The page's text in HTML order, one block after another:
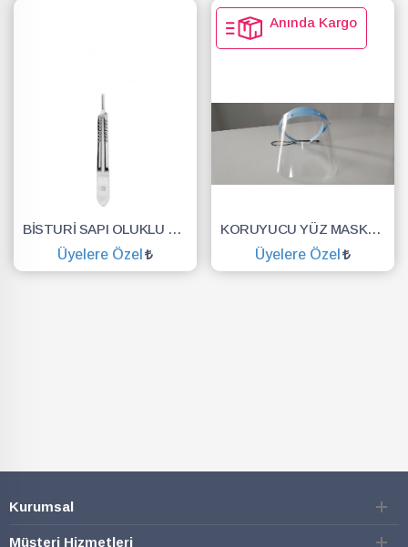
BİSTURİ SAPI OLUKLU NO.3
Üyelere Özel
Anında Kargo
KORUYUCU YÜZ MASKESİ SİPERLİK.YÜZ KALKANI.DENTAL MASKE
Üyelere Özel
Kurumsal
Müşteri Hizmetleri